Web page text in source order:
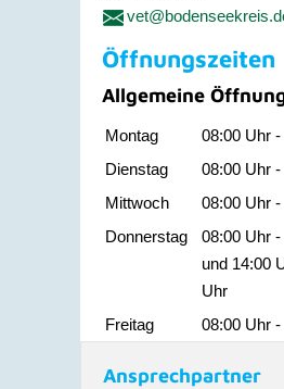
Öffnungszeiten
Allgemeine
Montag 08:00 Uhr -
Dienstag
08:00 Uhr -
Mittwoch
08:00 Uhr -
Donnerstag
08:00 Uhr -
und 14:00
Uhr
Freitag
08:00 Uhr -
Ansprechpartner